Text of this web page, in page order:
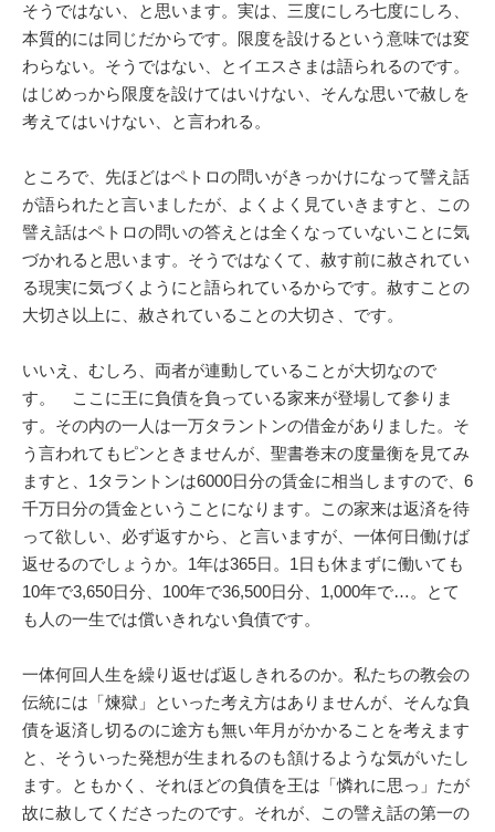
そうではない、と思います。実は、三度にしろ七度にしろ、
本質的には同じだからです。限度を設けるという意味では変
わらない。そうではない、とイエスさまは語られるのです。
はじめっから限度を設けてはいけない、そんな思いで赦しを
考えてはいけない、と言われる。
ところで、先ほどはペトロの問いがきっかけになって譬え話
が語られたと言いましたが、よくよく見ていきますと、この
譬え話はペトロの問いの答えとは全くなっていないことに気
づかれると思います。そうではなくて、赦す前に赦されてい
る現実に気づくようにと語られているからです。赦すことの
大切さ以上に、赦されていることの大切さ、です。
いいえ、むしろ、両者が連動していることが大切なので
す。 ここに王に負債を負っている家来が登場して参りま
す。その内の一人は一万タラントンの借金がありました。そ
う言われてもピンときませんが、聖書巻末の度量衡を見てみ
ますと、1タラントンは6000日分の賃金に相当しますので、6
千万日分の賃金ということになります。この家来は返済を待
って欲しい、必ず返すから、と言いますが、一体何日働けば
返せるのでしょうか。1年は365日。1日も休まずに働いても
10年で3,650日分、100年で36,500日分、1,000年で…。とて
も人の一生では償いきれない負債です。
一体何回人生を繰り返せば返しきれるのか。私たちの教会の
伝統には「煉獄」といった考え方はありませんが、そんな負
債を返済し切るのに途方も無い年月がかかることを考えます
と、そういった発想が生まれるのも頷けるような気がいたし
ます。ともかく、それほどの負債を王は「憐れに思っ」たが
故に赦してくださったのです。それが、この譬え話の第一の